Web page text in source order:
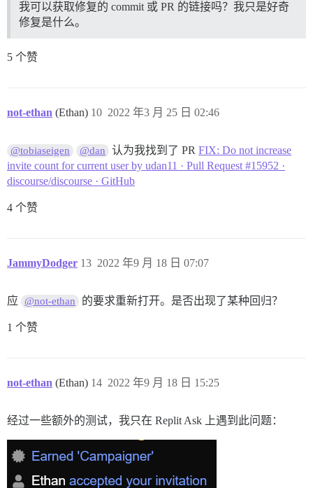
我可以获取修复的 commit 或 PR 的链接吗？我只是好奇
修复是什么。
5 个赞
not-ethan (Ethan) 2022 年3 月 25 日 02:46
10
@tobiaseigen @dan 认为我找到了 PRFIX: Do not increase
invite count for current user by udan11 · Pull Request #15952 ·
discourse/discourse · GitHub
4 个赞
JammyDodger 2022 年9 月 18 日 07:07
13
应 @not-ethan 的要求重新打开。是否出现了某种回归？
1 个赞
not-ethan (Ethan) 2022 年9 月 18 日 15:25
14
经过一些额外的测试，我只在 Replit Ask 上遇到此问题：